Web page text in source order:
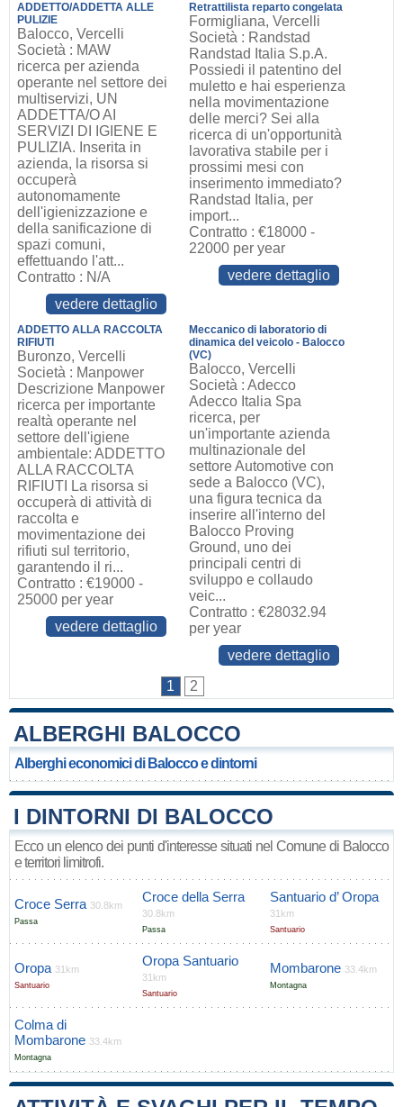
ADDETTO/ADDETTA ALLE
PULIZIE
Balocco, Vercelli
Società : MAW
ricerca per azienda
operante nel settore dei
multiservizi, UN
ADDETTA/O AI
SERVIZI DI IGIENE E
PULIZIA. Inserita in
azienda, la risorsa si
occuperà
autonomamente
dell'igienizzazione e
della sanificazione di
spazi comuni,
effettuando l'att...
Contratto : N/A
vedere dettaglio
Retrattilista reparto congelata
Formigliana, Vercelli
Società : Randstad
Randstad Italia S.p.A.
Possiedi il patentino del
muletto e hai esperienza
nella movimentazione
delle merci? Sei alla
ricerca di un'opportunità
lavorativa stabile per i
prossimi mesi con
inserimento immediato?
Randstad Italia, per
import...
Contratto : €18000 -
22000 per year
vedere dettaglio
ADDETTO ALLA RACCOLTA
RIFIUTI
Buronzo, Vercelli
Società : Manpower
Descrizione Manpower
ricerca per importante
realtà operante nel
settore dell'igiene
ambientale: ADDETTO
ALLA RACCOLTA
RIFIUTI La risorsa si
occuperà di attività di
raccolta e
movimentazione dei
rifiuti sul territorio,
garantendo il ri...
Contratto : €19000 -
25000 per year
vedere dettaglio
Meccanico di laboratorio di
dinamica del veicolo - Balocco
(VC)
Balocco, Vercelli
Società : Adecco
Adecco Italia Spa
ricerca, per
un'importante azienda
multinazionale del
settore Automotive con
sede a Balocco (VC),
una figura tecnica da
inserire all'interno del
Balocco Proving
Ground, uno dei
principali centri di
sviluppo e collaudo
veic...
Contratto : €28032.94
per year
vedere dettaglio
1
2
ALBERGHI BALOCCO
Alberghi economici di Balocco e dintorni
I DINTORNI DI BALOCCO
Ecco un elenco dei punti d'interesse situati nel Comune di Balocco
e territori limitrofi.
Croce Serra 30.8km
Passa
Croce della Serra
30.8km
Passa
Santuario d’ Oropa
31km
Santuario
Oropa 31km
Santuario
Oropa Santuario
31km
Santuario
Mombarone 33.4km
Montagna
Colma di
Mombarone 33.4km
Montagna